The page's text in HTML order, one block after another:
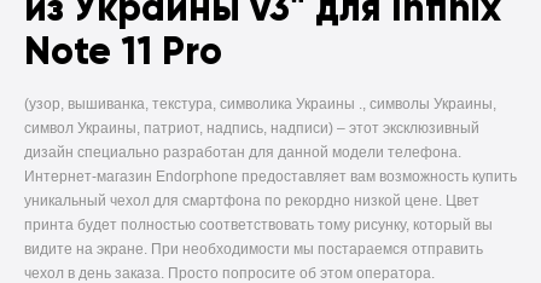
Note 11 Pro
(узор, вышиванка, текстура, символика Украины ., символы Украины,
символ Украины, патриот, надпись, надписи) – этот эксклюзивный
дизайн специально разработан для данной модели телефона.
Интернет-магазин Endorphone предоставляет вам возможность купить
уникальный чехол для смартфона по рекордно низкой цене. Цвет
принта будет полностью соответствовать тому рисунку, который вы
видите на экране. При необходимости мы постараемся отправить
чехол в день заказа. Просто попросите об этом оператора.